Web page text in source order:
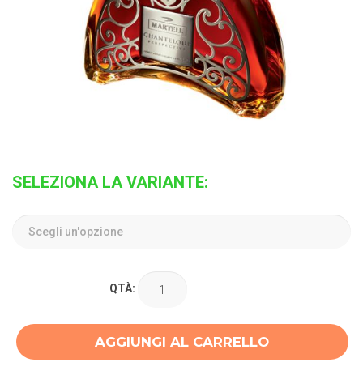
SELEZIONA LA VARIANTE:
QTÀ:
AGGIUNGI AL CARRELLO